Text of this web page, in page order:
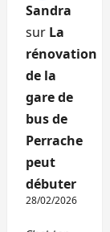
Sandra
sur La
rénovation
de la
gare de
bus de
Perrache
peut
débuter
28/02/2026